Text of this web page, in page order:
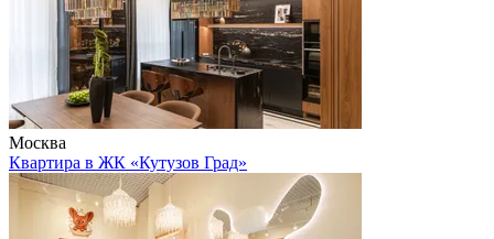
Москва
Квартира в ЖК «Кутузов Град»